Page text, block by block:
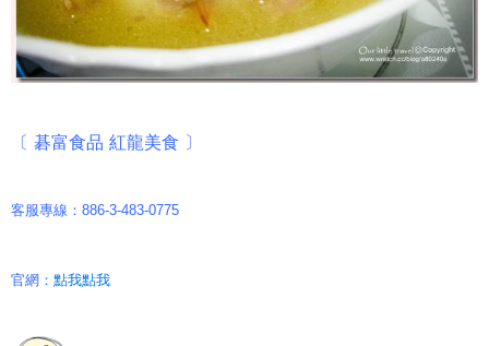
〔 碁富食品 紅龍美食 〕
客服專線：886-3-483-0775
官網： 點我點我